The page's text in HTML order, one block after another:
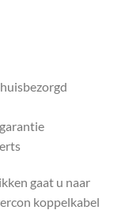
gaat u naar
koppelkabel